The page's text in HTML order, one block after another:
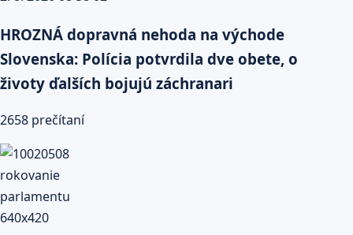
HROZNÁ dopravná nehoda na východe
Slovenska: Polícia potvrdila dve obete, o
životy ďalších bojujú záchranari
2658 prečítaní